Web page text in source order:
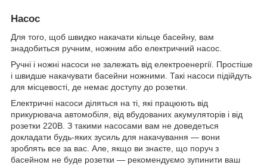
Насос
Для того, щоб швидко накачати кільце басейну, вам
знадобиться ручним, ножним або електричний насос.
Ручні і ножні насоси не залежать від електроенергії. Простіше
і швидше накачувати басейни ножними. Такі насоси підійдуть
для місцевості, де немає доступу до розетки.
Електричні насоси діляться на ті, які працюють від
прикурювача автомобіля, від вбудованих акумуляторів і від
розетки 220В. З такими насосами вам не доведеться
докладати будь-яких зусиль для накачування — вони
зроблять все за вас. Але, якщо ви знаєте, що поруч з
басейном не буде розетки — рекомендуємо зупинити ваш